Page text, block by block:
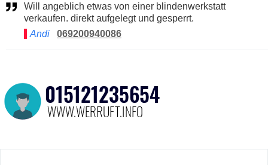
Will angeblich etwas von einer blindenwerkstatt
verkaufen. direkt aufgelegt und gesperrt.
Andi
069200940086